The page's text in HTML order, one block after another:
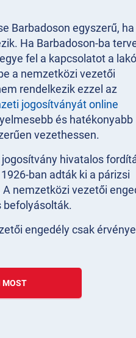
Barbadoson egyszerű, ha
Ha Barbadoson-ba
fel a kapcsolatot a
a nemzetközi vezetői
rendelkezik ezzel az
jogosítványát online
és hatékonyabb
vezethessen.
hivatalos
ban adták ki a párizsi
nemzetközi vezetői
befolyásolták.
engedély csak
MOST